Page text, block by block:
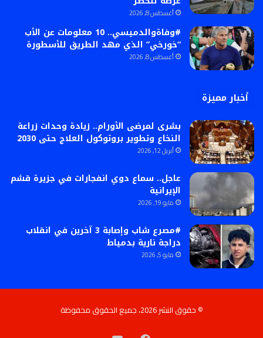
أغسطس 8, 2026
#وفاةوالدميسي.. 10 معلومات عن الأب
“خورخي” الذي مهد الطريق للأسطورة
أغسطس 8, 2026
أخبار مميزة
بشرى لمرضى الأورام.. زيادة وحدات زراعة
النخاع وتطوير بروتوكول العلاج حتى 2030
أبريل 12, 2026
عاجل.. سماع دوي انفجارات في جزيرة قشم
الإيرانية
مايو 19, 2026
#مصرع شاب وإصابة 3 آخرين في انقلاب
دراجة نارية بدمياط
مايو 5, 2026
© حقوق النشر 2026، جميع الحقوق محفوظة